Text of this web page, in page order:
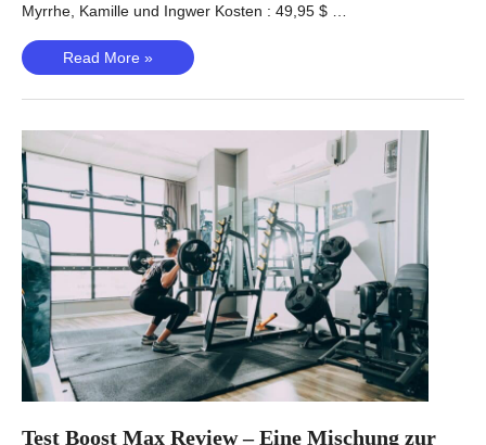
Myrrhe, Kamille und Ingwer Kosten : 49,95 $ …
Iaso
Tea
Bewertung:
Reinigungstee
beim
Abnehmen
Read More »
Test Boost Max Review – Eine Mischung zur